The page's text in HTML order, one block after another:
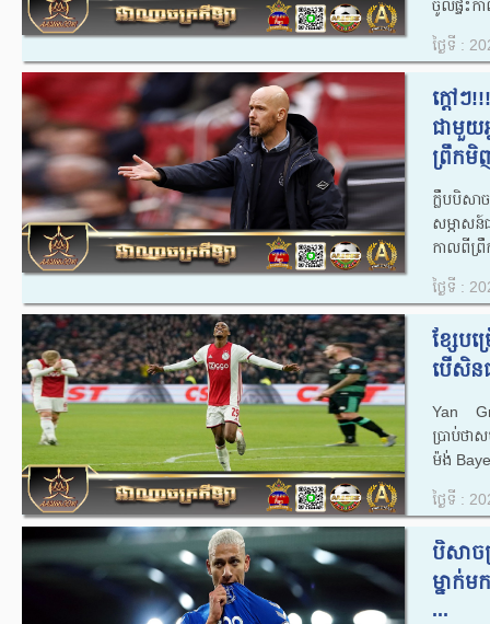
ចូលផ្ទះក
ថ្ងៃទី :
ក្តៅៗ
ជាមួយ
ព្រឹកមិ
ក្លឹបបិស
សម្ភាសន៍
កាលពីព្
ថ្ងៃទី :
ខ្សែបម្
បើសិន
Yan
ប្រាប់ថា
ម៉ង់
ថ្ងៃទី :
បិសាច
ម្នាក់
...